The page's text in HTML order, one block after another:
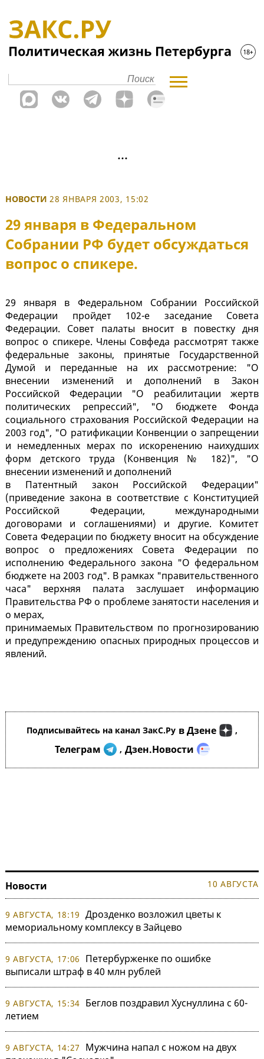
НОВОСТИ 28 ЯНВАРЯ 2003, 15:02
29 января в Федеральном
Собрании РФ будет обсуждаться
вопрос о спикере.
29 января в Федеральном Собрании Российской
Федерации пройдет 102-е заседание Совета
Федерации. Совет палаты вносит в повестку дня
вопрос о спикере. Члены Совфеда рассмотрят также
федеральные законы, принятые Государственной
Думой и переданные на их рассмотрение: "О
внесении изменений и дополнений в Закон
Российской Федерации "О реабилитации жертв
политических репрессий", "О бюджете Фонда
социального страхования Российской Федерации на
2003 год", "О ратификации Конвенции о запрещении
и немедленных мерах по искоренению наихудших
форм детского труда (Конвенция № 182)", "О
внесении изменений и дополнений
в Патентный закон Российской Федерации"
(приведение закона в соответствие с Конституцией
Российской Федерации, международными
договорами и соглашениями) и другие. Комитет
Совета Федерации по бюджету вносит на обсуждение
вопрос о предложениях Совета Федерации по
исполнению Федерального закона "О федеральном
бюджете на 2003 год". В рамках "правительственного
часа" верхняя палата заслушает информацию
Правительства РФ о проблеме занятости населения и
о мерах,
принимаемых Правительством по прогнозированию
и предупреждению опасных природных процессов и
явлений.
Подписывайтесь на канал ЗакС.Ру в Дзене ,
Телеграм , Дзен.Новости
Новости 10 АВГУСТА
9 АВГУСТА, 18:19 Дрозденко возложил цветы к
мемориальному комплексу в Зайцево
9 АВГУСТА, 17:06
Петербурженке по ошибке
выписали штраф в 40 млн рублей
9 АВГУСТА, 15:34 Беглов поздравил Хуснуллина с 60-
летием
9 АВГУСТА, 14:27
Мужчина напал с ножом на двух